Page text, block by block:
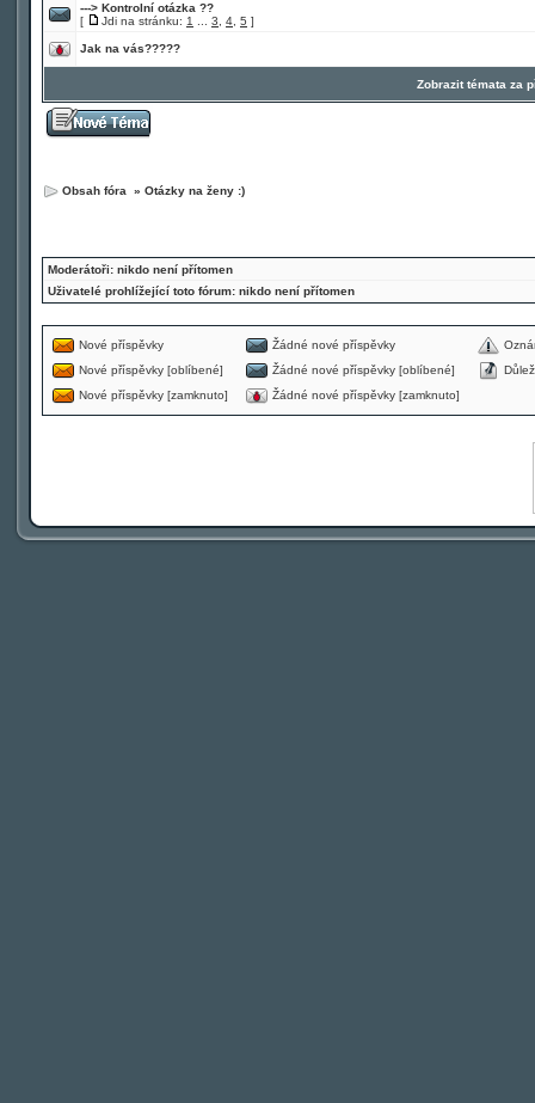
---> Kontrolní otázka ??
[
Jdi na stránku: 1 3 4 5 ]
Jak na vás?????
Zobrazit témata za
Obsah fóra » Otázky na ženy :)
Moderátoři: nikdo není přítomen
Uživatelé prohlížející toto fórum: nikdo není přítomen
Nové příspěvky Žádné nové příspěvky
Nové příspěvky [oblíbené]
Žádné nové příspěvky [oblíbené]
Nové příspěvky [zamknuto]
Žádné nové příspěvky [zamknuto]